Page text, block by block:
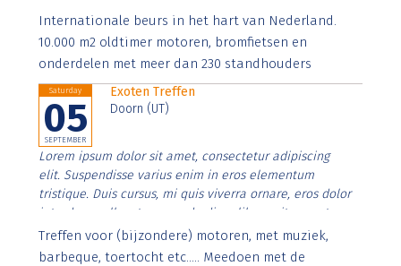
Aenean faucibus nibh et justo cursus id rutrum lorem
imperdiet. Nunc ut sem vitae risus tristique posuere.
Internationale beurs in het hart van Nederland.
10.000 m2 oldtimer motoren, bromfietsen en
onderdelen met meer dan 230 standhouders
Saturday
05
SEPTEMBER
Exoten Treffen
Doorn (UT)
Lorem ipsum dolor sit amet, consectetur adipiscing
elit. Suspendisse varius enim in eros elementum
tristique. Duis cursus, mi quis viverra ornare, eros dolor
interdum nulla, ut commodo diam libero vitae erat.
Aenean faucibus nibh et justo cursus id rutrum lorem
imperdiet. Nunc ut sem vitae risus tristique posuere.
Treffen voor (bijzondere) motoren, met muziek,
barbeque, toertocht etc..... Meedoen met de